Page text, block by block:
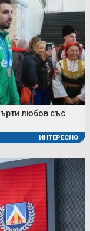
любов със
ИНТЕРЕСНО